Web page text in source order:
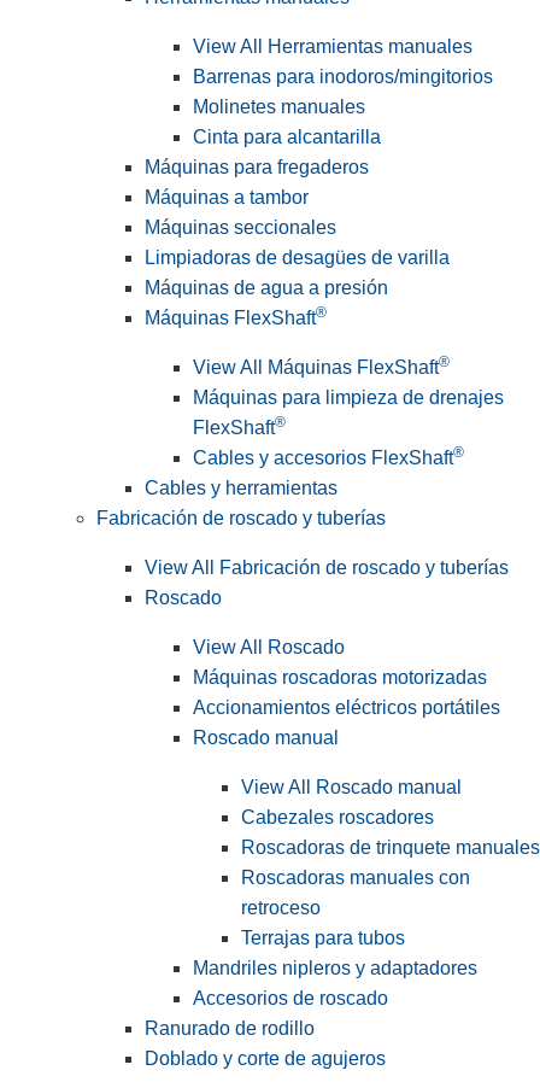
View All Herramientas manuales
Barrenas para inodoros/mingitorios
Molinetes manuales
Cinta para alcantarilla
Máquinas para fregaderos
Máquinas a tambor
Máquinas seccionales
Limpiadoras de desagües de varilla
Máquinas de agua a presión
Máquinas FlexShaft®
View All Máquinas FlexShaft®
Máquinas para limpieza de drenajes
FlexShaft®
Cables y accesorios FlexShaft®
Cables y herramientas
Fabricación de roscado y tuberías
View All Fabricación de roscado y tuberías
Roscado
View All Roscado
Máquinas roscadoras motorizadas
Accionamientos eléctricos portátiles
Roscado manual
View All Roscado manual
Cabezales roscadores
Roscadoras de trinquete manuales
Roscadoras manuales con
retroceso
Terrajas para tubos
Mandriles nipleros y adaptadores
Accesorios de roscado
Ranurado de rodillo
Doblado y corte de agujeros